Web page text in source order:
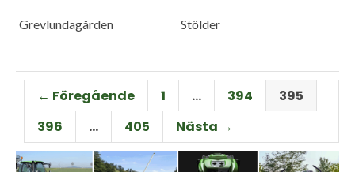
Grevlundagården Stölder
← Föregående 1 … 394
395
396
… 405 Nästa →